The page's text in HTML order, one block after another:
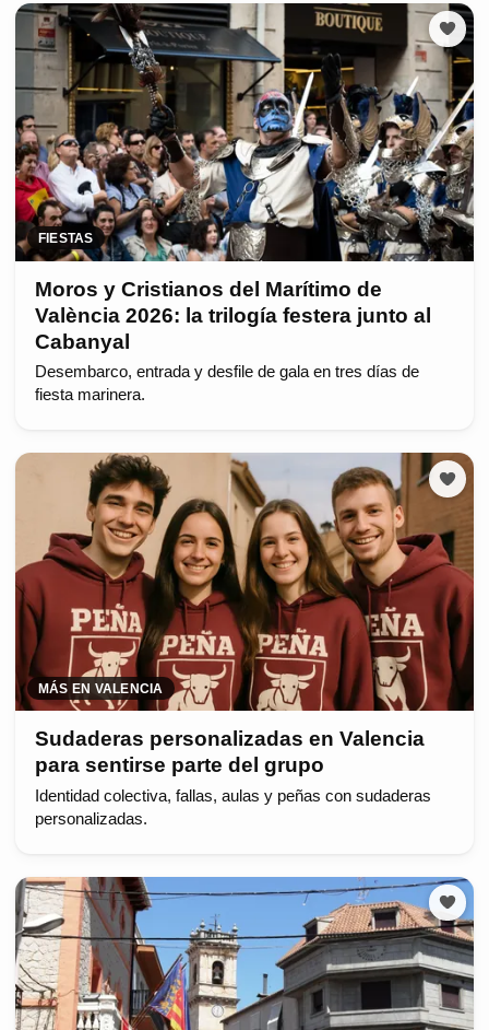
FIESTAS
Moros y Cristianos del Marítimo de
València 2026: la trilogía festera junto al
Cabanyal
Desembarco, entrada y desfile de gala en tres días de
fiesta marinera.
MÁS EN VALENCIA
Sudaderas personalizadas en Valencia
para sentirse parte del grupo
Identidad colectiva, fallas, aulas y peñas con sudaderas
personalizadas.